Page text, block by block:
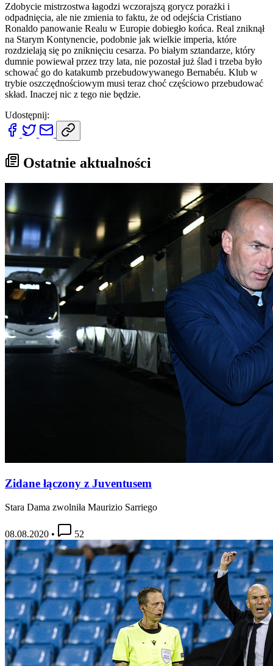
Zdobycie mistrzostwa łagodzi wczorajszą gorycz porażki i
odpadnięcia, ale nie zmienia to faktu, że od odejścia Cristiano
Ronaldo panowanie Realu w Europie dobiegło końca. Real zniknął
na Starym Kontynencie, podobnie jak wielkie imperia, które
rozdzielają się po zniknięciu cesarza. Po białym sztandarze, który
dumnie powiewał przez trzy lata, nie pozostał już ślad i trzeba było
schować go do katakumb przebudowywanego Bernabéu. Klub w
trybie oszczędnościowym musi teraz choć częściowo przebudować
skład. Inaczej nic z tego nie będzie.
Udostępnij:
Ostatnie aktualności
Zidane łączony z Juventusem
Stara Dama zwolniła Maurizio Sarriego
08.08.2020 • 52